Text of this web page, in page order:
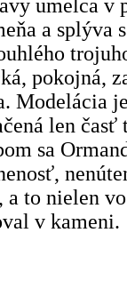
umelca v
a splýva
pokojná,
Modelácia
len časť
sa
a to nielen
v kameni.